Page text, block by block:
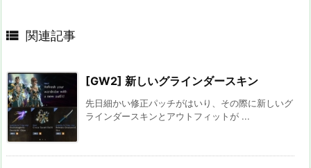
 関連記事
[GW2] 新しいグラインダースキン
先日細かい修正パッチがはいり、その際に新しいグ
ラインダースキンとアウトフィットが ...